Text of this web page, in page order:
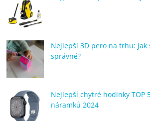
Nejlepší 3D pero na trhu:
správné?
Nejlepší chytré hodinky TOP
náramků 2024